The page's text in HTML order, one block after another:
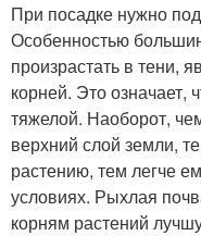
При посадке нужно
Особенностью
произрастать в тени,
корней. Это означает,
тяжелой. Наоборот,
верхний слой земли,
растению, тем легче
условиях. Рыхлая
корням растений